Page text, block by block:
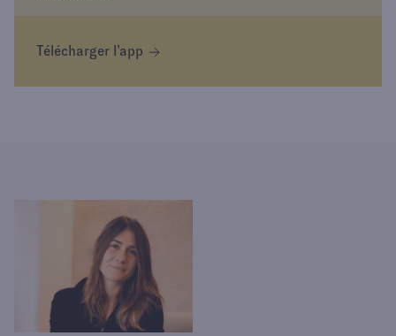
Télécharger l’app